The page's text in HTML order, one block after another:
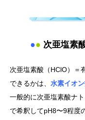
●● 次亜塩素
次亜塩素酸（HClO）＝
できるかは、 水素イオ
一般的に次亜塩素酸ナ
で希釈してpH8〜9程度